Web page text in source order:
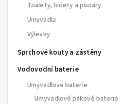
Toalety, bidety a pisoáry
Umyvadla
Výlevky
Sprchové kouty a zástěny
Vodovodní baterie
Umyvadlové baterie
Umyvadlové pákové baterie